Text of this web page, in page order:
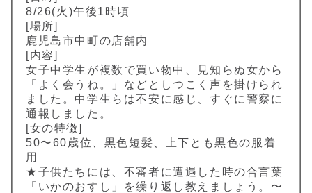
8/26(火)午後1時頃
[場所]
鹿児島市中町の店舗内
[内容]
女子中学生が複数で買い物中、見知らぬ女から
「よく会うね。」などとしつこく声を掛けられ
ました。中学生らは不安に感じ、すぐに警察に
通報しました。
[女の特徴]
50〜60歳位、黒色短髪、上下とも黒色の服着
用
★子供たちには、不審者に遭遇した時の合言葉
「いかのおすし」を繰り返し教えましょう。〜